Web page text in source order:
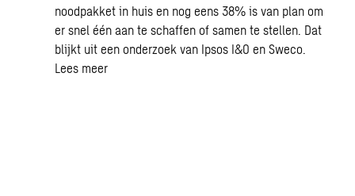
noodpakket in huis en nog eens 38% is van plan om
er snel één aan te schaffen of samen te stellen. Dat
blijkt uit een onderzoek van Ipsos I&O en Sweco.
Lees meer